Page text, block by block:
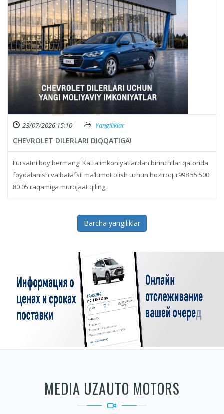
23/07/2026 15:10 Yangiliklar
CHEVROLET DILERLARI DIQQATIGA!
Fursatni boy bermang! Katta imkoniyatlardan birinchilar qatorida
foydalanish va batafsil ma’lumot olish uchun hoziroq +998 55 500
80 05 raqamiga murojaat qiling.
Barcha yangiliklar
MEDIA UZAUTO MOTORS